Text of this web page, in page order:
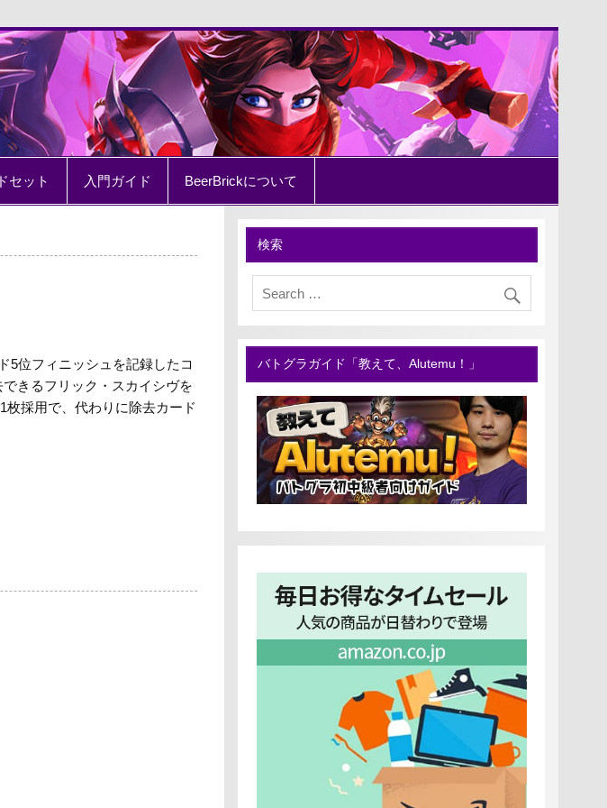
セット 入門ガイド BeerBrickについて
5位フィニッシュを記録したコ
きるフリック・スカイシヴを
採用で、代わりに除去カード
検索
バトグラガイド「教えて、Alutemu！」